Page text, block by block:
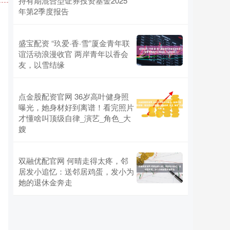
年第2季度报告
盛宝配资 “玖爱·香·雪”厦金青年联
谊活动浪漫收官 两岸青年以香会
友，以雪结缘
点金股配资官网 36岁高叶健身照
曝光，她身材好到离谱！看完照片
才懂啥叫顶级自律_演艺_角色_大
嫂
双融优配官网 何晴走得太疼，邻
居发小追忆：送邻居鸡蛋，发小为
她的退休金奔走